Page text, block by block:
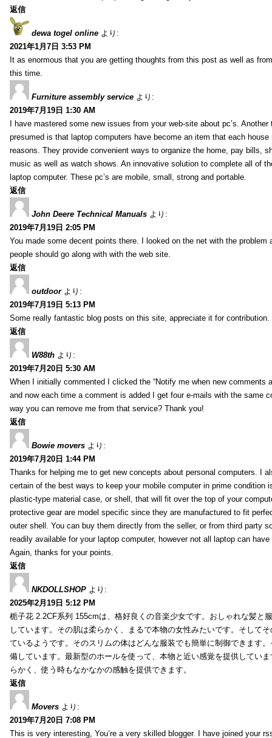
返信
dewa togel online より:
2021年1月7日 3:53 PM
It as enormous that you are getting thoughts from this post as well as
this time.
Furniture assembly service より:
2019年7月19日 1:30 AM
I have mastered some new issues from your web-site about pc’s. Another
presumed is that laptop computers have become an item that each
reasons. They provide convenient ways to organize the home, pay bills,
music as well as watch shows. An innovative solution to complete all of
laptop computer. These pc’s are mobile, small, strong and portable.
返信
John Deere Technical Manuals より:
2019年7月19日 2:05 PM
You made some decent points there. I looked on the net with the problem
people should go along with with the web site.
返信
outdoor より:
2019年7月19日 5:13 PM
Some really fantastic blog posts on this site, appreciate it for contribution.
返信
W88th より:
2019年7月20日 5:30 AM
When I initially commented I clicked the “Notify me when new comments
and now each time a comment is added I get four e-mails with the same
way you can remove me from that service? Thank you!
返信
Bowie movers より:
2019年7月20日 1:44 PM
Thanks for helping me to get new concepts about personal computers. I
certain of the best ways to keep your mobile computer in prime condition
plastic-type material case, or shell, that will fit over the top of your
protective gear are model specific since they are manufactured to fit
outer shell. You can buy them directly from the seller, or from third party
readily available for your laptop computer, however not all laptop can
Again, thanks for your points.
返信
NKDOLLSHOP より:
2025年2月19日 5:12 PM
栀子花 2.2CF系列 155cmは、格好良くの音楽少女です。おしゃれな髪と
しています。その肌は柔らかく、まるで本物の女性みたいです。そして
ているようです。そのスリムの体はどんな服装でも簡単に制御できます
備しています。最新型のホールを使って、本物と近い感覚を提供してい
らかく、使う時もなかなかの感触を提供できます。
返信
Movers より:
2019年7月20日 7:08 PM
This is very interesting, You’re a very skilled blogger. I have joined your